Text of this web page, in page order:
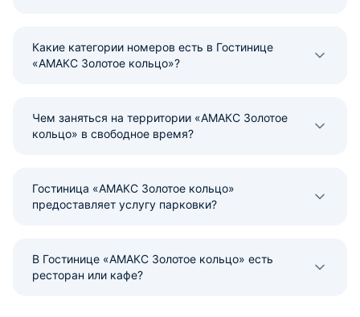
Какие категории номеров есть в Гостинице
«АМАКС Золотое кольцо»?
Чем заняться на территории «АМАКС Золотое
кольцо» в свободное время?
Гостиница «АМАКС Золотое кольцо»
предоставляет услугу парковки?
В Гостинице «АМАКС Золотое кольцо» есть
ресторан или кафе?